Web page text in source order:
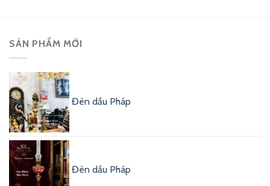
SẢN PHẨM MỚI
Đèn dầu Pháp
Đèn dầu Pháp